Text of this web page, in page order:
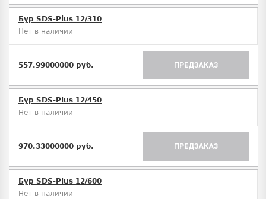
Бур SDS-Plus 12/310
Нет в наличии
557.99000000 руб. ПРЕДЗАКАЗ
Бур SDS-Plus 12/450
Нет в наличии
970.33000000 руб. ПРЕДЗАКАЗ
Бур SDS-Plus 12/600
Нет в наличии